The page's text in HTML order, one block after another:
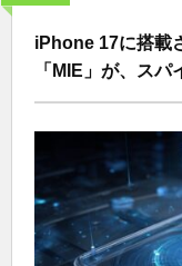
iPhone 17に搭載
「MIE」が、ス